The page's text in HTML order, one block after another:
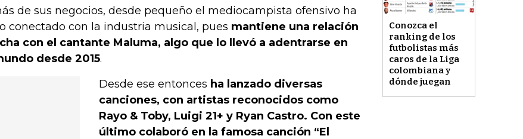
Conozca el
ranking de los
futbolistas más
caros de la Liga
colombiana y
dónde juegan
de sus negocios, desde pequeño el mediocampista ofensivo ha
conectado con la industria musical, pues mantiene una relación
con el cantante Maluma, algo que lo llevó a adentrarse en
desde 2015.
Desde ese entonces ha lanzado diversas
canciones, con artistas reconocidos como
Rayo & Toby, Luigi 21+ y Ryan Castro. Con este
último colaboró en la famosa canción “El